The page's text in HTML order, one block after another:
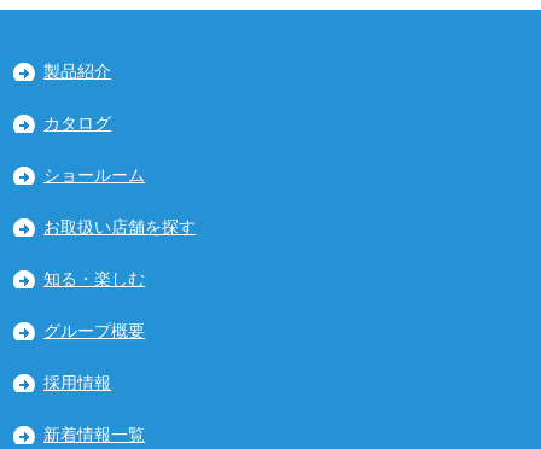
製品紹介
カタログ
ショールーム
お取扱い店舗を探す
知る・楽しむ
グループ概要
採用情報
新着情報一覧